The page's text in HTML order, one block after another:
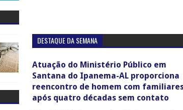
DESTAQUE DA SEMANA
Atuação do Ministério Público em
Santana do Ipanema-AL proporciona
reencontro de homem com
após quatro décadas sem contato